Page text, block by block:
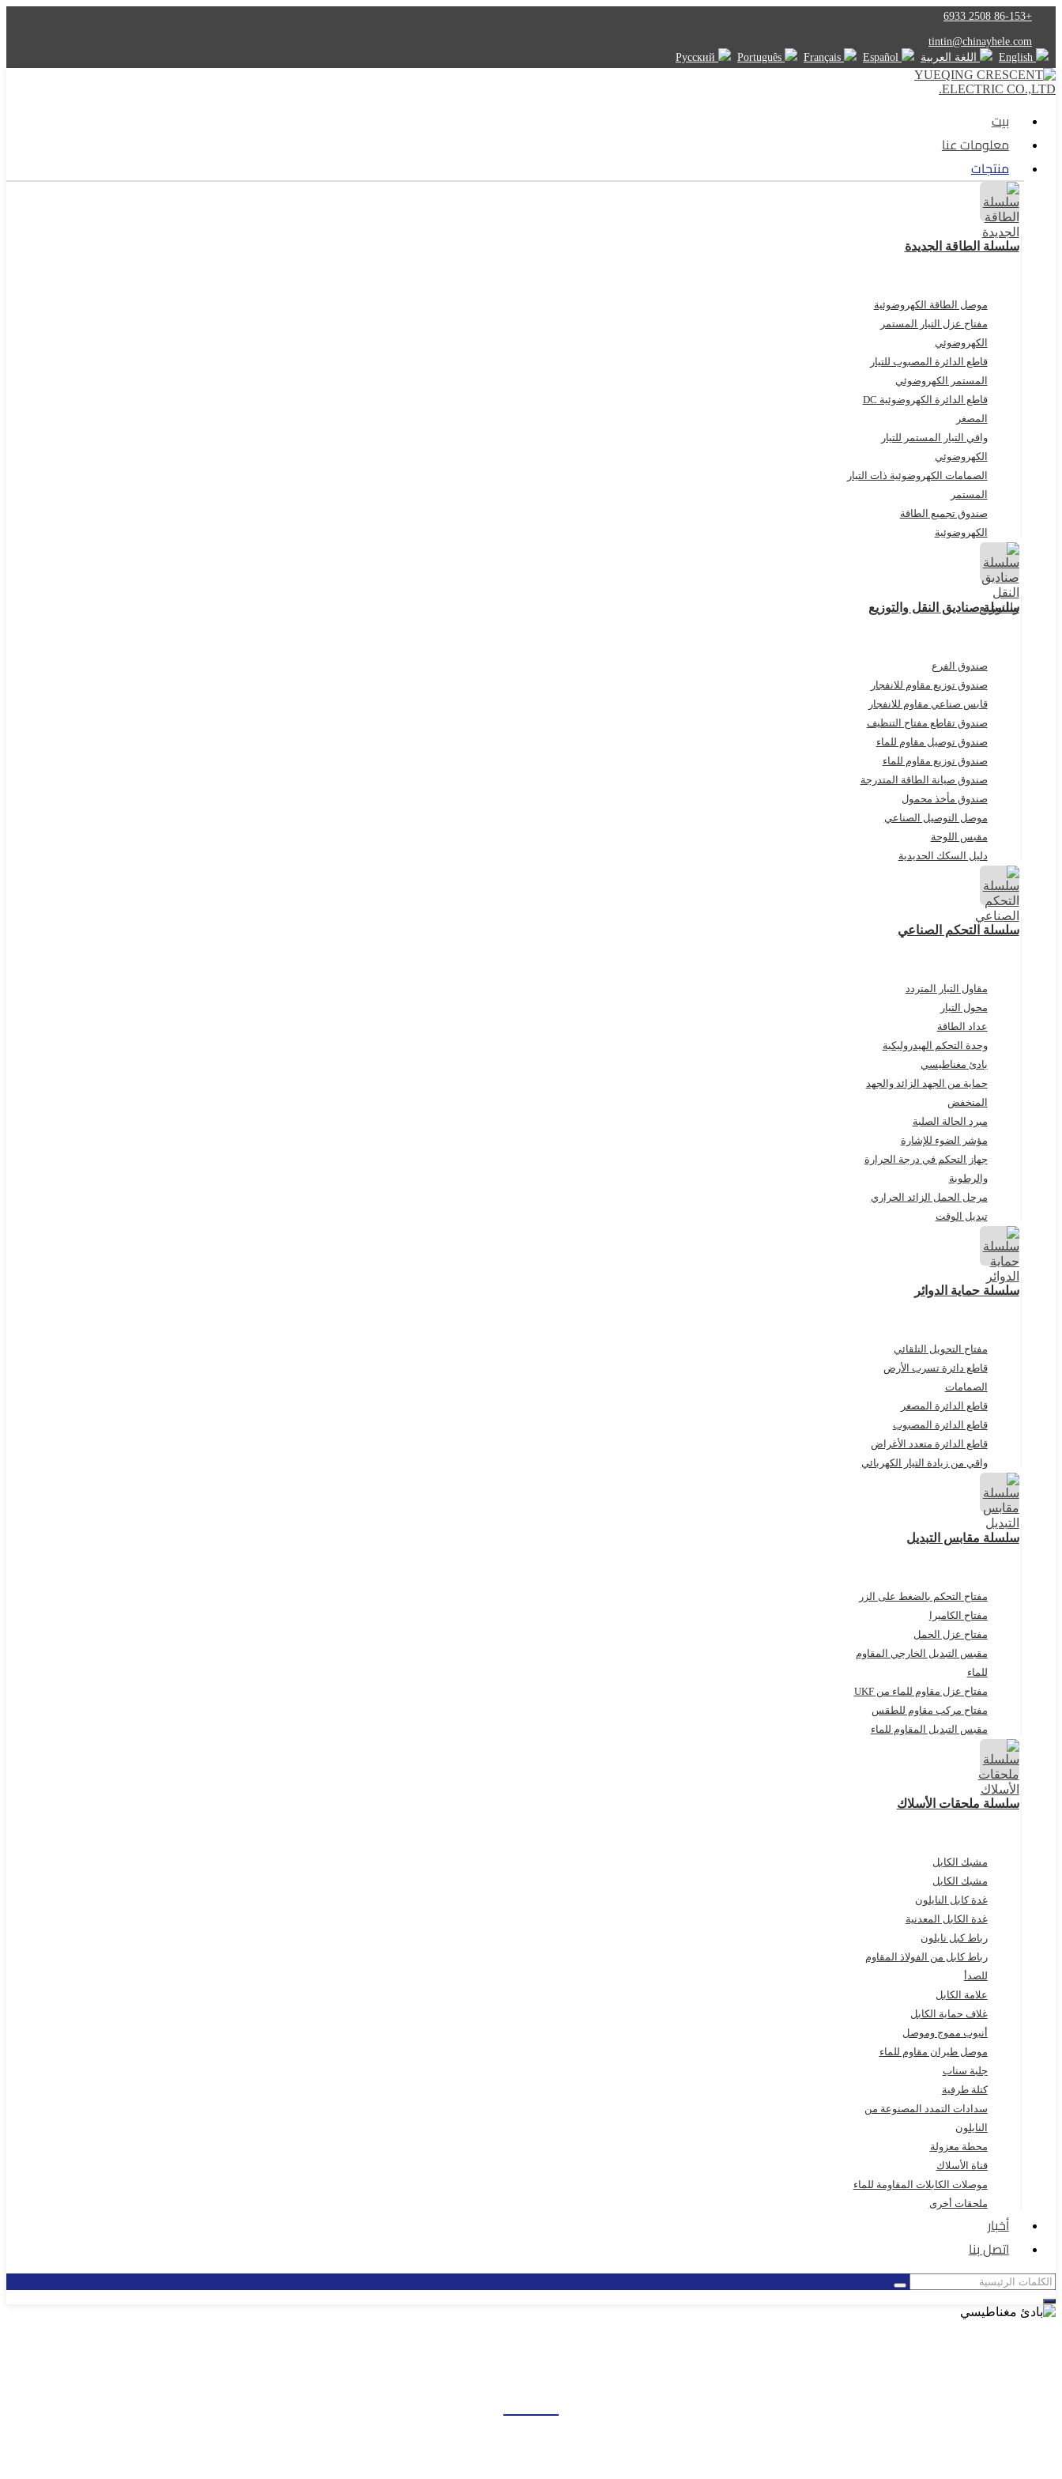
+86-153 2508 6933
tintin@chinayhele.com
اللغة العربية
بيت
معلومات عنا
منتجات
سلسلة الطاقة الجديدة
موصل الطاقة الكهروضوئية
مفتاح عزل التيار المستمر
الكهروضوئي
قاطع الدائرة المصبوب للتيار
المستمر الكهروضوئي
قاطع الدائرة الكهروضوئية DC
المصغر
واقي التيار المستمر للتيار
الكهروضوئي
الصمامات الكهروضوئية ذات التيار
المستمر
صندوق تجميع الطاقة
الكهروضوئية
سلسلة صناديق النقل والتوزيع
صندوق الفرع
صندوق توزيع مقاوم للانفجار
قابس صناعي مقاوم للانفجار
صندوق تقاطع مفتاح التنظيف
صندوق توصيل مقاوم للماء
صندوق توزيع مقاوم للماء
صندوق صيانة الطاقة المتدرجة
صندوق مأخذ محمول
موصل التوصيل الصناعي
مقبس اللوحة
دليل السكك الحديدية
سلسلة التحكم الصناعي
مقاول التيار المتردد
محول التيار
عداد الطاقة
وحدة التحكم الهيدروليكية
بادئ مغناطيسي
حماية من الجهد الزائد والجهد
المنخفض
مبرد الحالة الصلبة
مؤشر الضوء للإشارة
جهاز التحكم في درجة الحرارة
والرطوبة
مرحل الحمل الزائد الحراري
تبديل الوقت
سلسلة حماية الدوائر
مفتاح التحويل التلقائي
قاطع دائرة تسرب الأرض
الصمامات
قاطع الدائرة المصغر
قاطع الدائرة المصبوب
قاطع الدائرة متعدد الأغراض
واقي من زيادة التيار الكهربائي
سلسلة مقابس التبديل
مفتاح التحكم بالضغط على الزر
مفتاح الكاميرا
مفتاح عزل الحمل
مقبس التبديل الخارجي المقاوم
للماء
مفتاح عزل مقاوم للماء من UKF
مفتاح مركب مقاوم للطقس
مقبس التبديل المقاوم للماء
سلسلة ملحقات الأسلاك
مشبك الكابل
مشبك الكابل
غدة كابل النايلون
غدة الكابل المعدنية
رباط كبل نايلون
رباط كابل من الفولاذ المقاوم
للصدأ
علامة الكابل
غلاف حماية الكابل
أنبوب مموج وموصل
موصل طيران مقاوم للماء
جلبة سناب
كتلة طرفية
سدادات التمدد المصنوعة من
النايلون
محطة معزولة
قناة الأسلاك
موصلات الكابلات المقاومة للماء
ملحقات أخرى
أخبار
اتصل بنا